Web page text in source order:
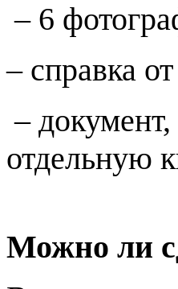
– 6
– справка
–
отдельную
Можно ли